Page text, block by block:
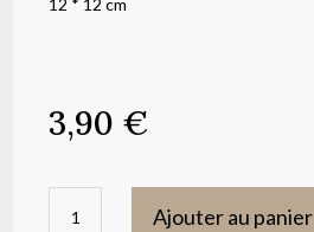
3,90 €
Ajouter au panier